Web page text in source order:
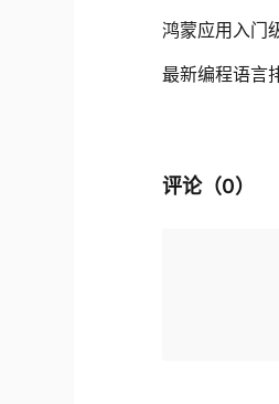
鸿蒙应用入门
最新编程语言
评论（0）